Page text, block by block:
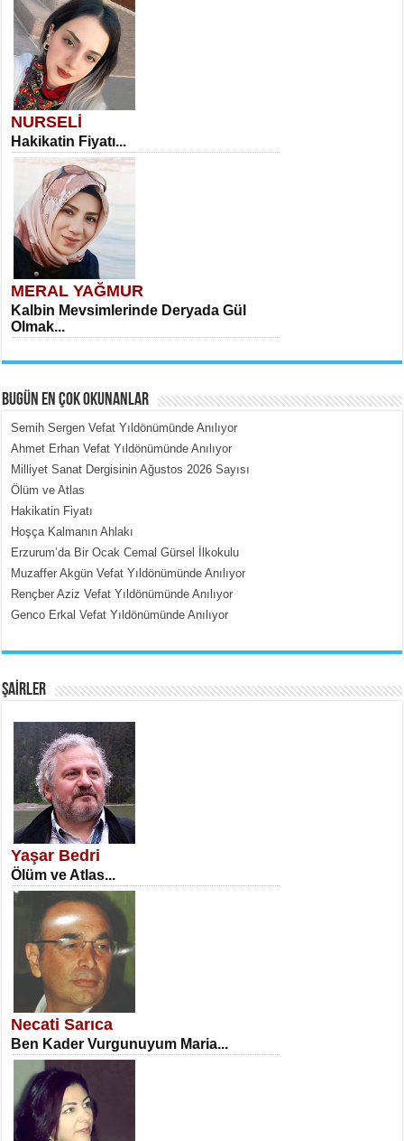
NURSELİ
Hakikatin Fiyatı...
MERAL YAĞMUR
Kalbin Mevsimlerinde Deryada Gül
Olmak...
MEHMET ÇOBAN
İçerdeki Put Dışardaki Maskeler...
SATILMIŞ ÜMİT ÇETİNKAYA
Erkenlik...
NECLA DİLEK ARSLAN
Öğretmenler Günü Mahkemesi...
BUGÜN EN ÇOK OKUNANLAR
Semih Sergen Vefat Yıldönümünde Anılıyor
Ahmet Erhan Vefat Yıldönümünde Anılıyor
Milliyet Sanat Dergisinin Ağustos 2026 Sayısı
Ölüm ve Atlas
Hakikatin Fiyatı
Hoşça Kalmanın Ahlakı
Erzurum’da Bir Ocak Cemal Gürsel İlkokulu
Muzaffer Akgün Vefat Yıldönümünde Anılıyor
Rençber Aziz Vefat Yıldönümünde Anılıyor
Genco Erkal Vefat Yıldönümünde Anılıyor
ŞAİRLER
Yaşar Bedri
Ölüm ve Atlas...
Necati Sarıca
Ben Kader Vurgunuyum Maria...